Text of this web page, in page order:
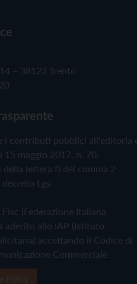
– 38122 Trento
i contributi pubblici all'editoria
maggio 2017, n. 70.
della lettera f) del comma 2
Lgs.
(Federazione Italiana
aderito allo IAP (Istituto
accettando il Codice di
Commerciale